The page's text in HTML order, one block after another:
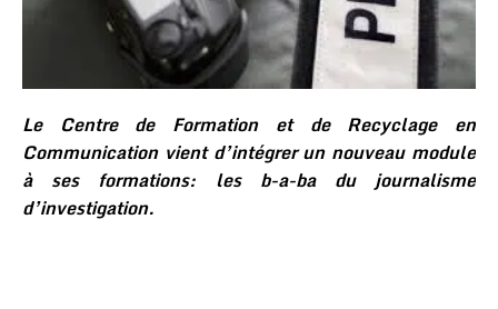
Le Centre de Formation et de Recyclage en
Communication vient d’intégrer un nouveau module
à ses formations: les b-a-ba du journalisme
d’investigation.